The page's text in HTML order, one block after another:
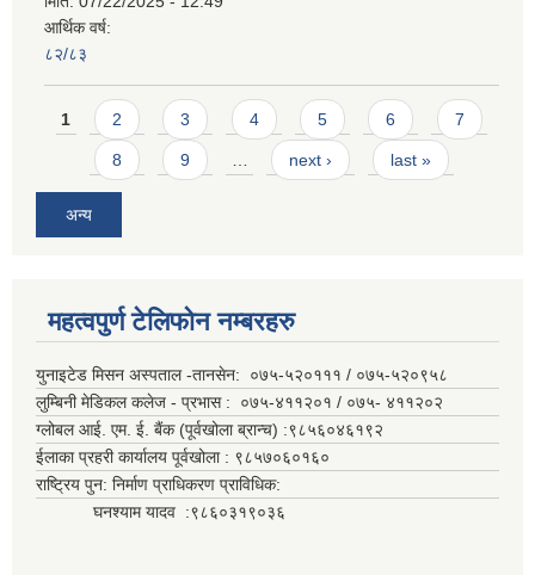
आर्थिक वर्ष:
८२/८३
Pages
1 2 3 4 5 6 7
8 9 next › last »
अन्य
महत्वपुर्ण टेलिफोन नम्बरहरु
युनाइटेड मिसन अस्पताल -तानसेन: ०७५-५२०१११ / ०७५-५२०९५८
लुम्बिनी मेडिकल कलेज - प्रभास : ०७५-४११२०१ / ०७५- ४११२०२
ग्लोबल आई. एम. ई. बैंक (पूर्वखोला ब्रान्च) :९८५६०४६१९२
ईलाका प्रहरी कार्यालय पूर्वखोला : ९८५७०६०१६०
राष्ट्रिय पुन: निर्माण प्राधिकरण प्राविधिक:
घनश्याम यादव :९८६०३१९०३६